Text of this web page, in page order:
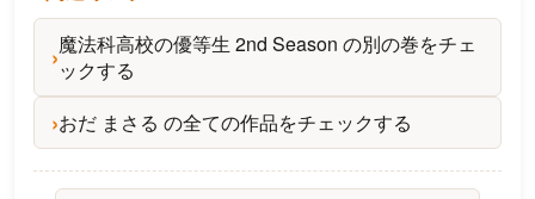
魔法科高校の優等生 2nd Season の別の巻をチェ
ックする
おだ まさる の全ての作品をチェックする